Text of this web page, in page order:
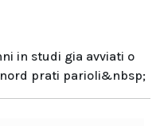
in studi gia avviati o
prati parioli&nbsp;